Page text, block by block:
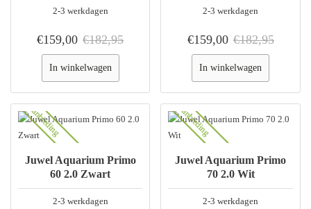
2-3 werkdagen
€159,00 €182,95
In winkelwagen
2-3 werkdagen
€159,00 €182,95
In winkelwagen
Aanbieding
2-3 werkdagen
Juwel Aquarium Primo
60 2.0 Zwart
Aanbieding
2-3 werkdagen
Juwel Aquarium Primo
70 2.0 Wit